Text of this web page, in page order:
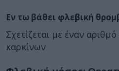
Εν τω βάθει φλεβική
Σχετίζεται με έναν
καρκίνων